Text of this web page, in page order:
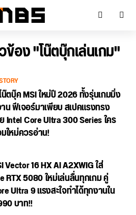
อง "โน๊ตบุ๊กเล่นเกม"
น๊ตบุ๊ค MSI ใหม่ปี 2026 ทั้งรุ่นเกมมิ่ง
น ฟีเจอร์มาเพียบ สเปคแรงทรง
Core Ultra 300 Series ใคร
ใหม่ควรอ่าน!
Vector 16 HX AI A2XWIG ใส่
RTX 5080 ใหม่เล่นลื่นทุกเกม คู่
Ultra 9 แรงสะใจทำได้ทุกงานใน
บาท!!